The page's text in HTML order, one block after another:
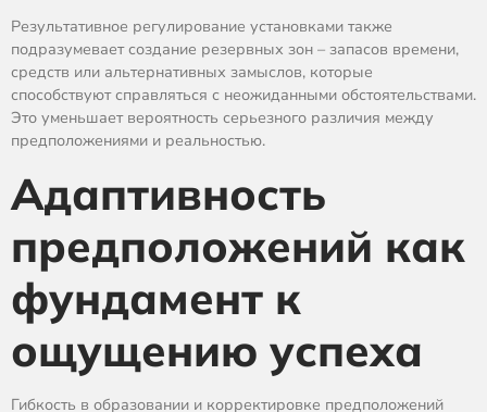
Результативное регулирование установками также
подразумевает создание резервных зон – запасов времени,
средств или альтернативных замыслов, которые
способствуют справляться с неожиданными обстоятельствами.
Это уменьшает вероятность серьезного различия между
предположениями и реальностью.
Адаптивность
предположений как
фундамент к
ощущению успеха
Гибкость в образовании и корректировке предположений